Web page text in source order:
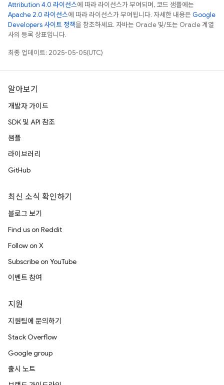
Attribution 4.0 라이선스에 따라 라이선스가 부여되며, 코드 샘플에는
Apache 2.0 라이선스에 따라 라이선스가 부여됩니다. 자세한 내용은 Google
Developers 사이트 정책을 참조하세요. 자바는 Oracle 및/또는 Oracle 계열
사의 등록 상표입니다.
최종 업데이트: 2025-05-05(UTC)
알아보기
개발자 가이드
SDK 및 API 참조
샘플
라이브러리
GitHub
최신 소식 확인하기
블로그 보기
Find us on Reddit
Follow on X
Subscribe on YouTube
이벤트 참여
지원
지원팀에 문의하기
Stack Overflow
Google group
출시 노트